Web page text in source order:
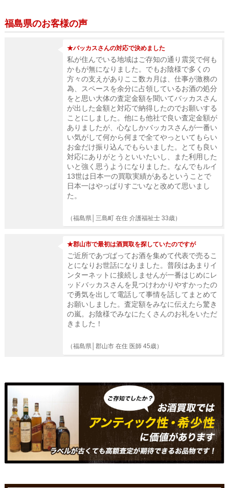
福島県のお客様の声
★バッカスさんの対応で決めました
私が住んでいる地域はご存知の通り震災で何も
かもが無になりました。でもお陰様で多くの
方々の支えがありここ数カ月は、仕事が激務の
為、スペースを余分に占領しているお酒の処分
をと思い大体の査定金額を聞いてバッカスさん
が出した金額と対応で納得したのでお願いする
ことにしました。他にも他社で良い査定金額が
ありましたが、心なしかバッカスさんが一番い
い気がして何から何まで全てやっといてもらい
お金だけ振り込んでもらいました。とても良い
対応にありがとうといいたいし、また利用した
いと強く思うようになりました。なんでもルイ
13世は日本一の買取実績があるということで
日本一はやっぱりすごいなと改めて思いまし
た。
（福島県│三島町 在住 介護福祉士 33歳）
★郡山市で最初は酒買取を探していたのですが
ご近所であづばってお酒を集めて代表で売るこ
とになりお世話になりました。普段はあまりイ
ンターネットに接続しませんが一番はじめにレ
ッドバッカスさんを見つけわかりやすかったの
で勇気を出して電話して事情を話してまとめて
お願いしました。査定額をみなに伝えたら驚き
の嵐。お陰様でみなにたくさんのお礼をいただ
きました！
（福島県│郡山市 在住 医師 45歳）